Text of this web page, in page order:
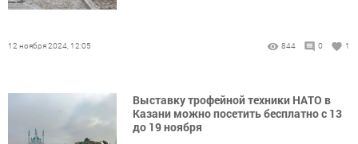
12 ноября 2024, 12:05 844 0 1
Выставку трофейной техники НАТО в
Казани можно посетить бесплатно с 13
до 19 ноября